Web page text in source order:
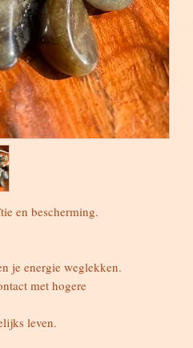
en bescherming.
je energie weglekken.
met hogere
leven.